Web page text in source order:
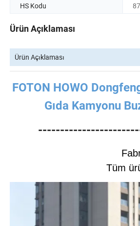
HS Kodu
Ürün Açıklaması
Ürün Açıklaması
FOTON HOWO
Gıda Kamyonu
Tüm